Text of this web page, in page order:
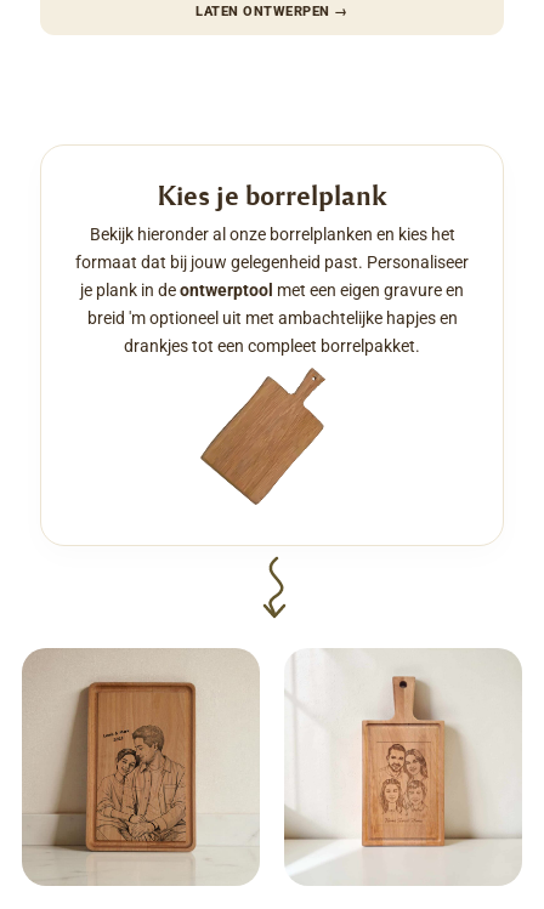
LATEN ONTWERPEN →
Kies je borrelplank
Bekijk hieronder al onze borrelplanken en kies het
formaat dat bij jouw gelegenheid past. Personaliseer
je plank in deontwerptool met een eigen gravure en
breid 'm optioneel uit met ambachtelijke hapjes en
drankjes tot een compleet borrelpakket.